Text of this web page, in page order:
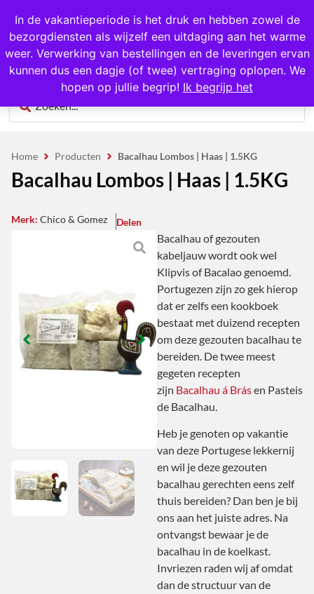
In de vakantieperiode is het druk en hebben zowel de
bezorgdiensten als wijzelf een uitdaging aan het warme
weer. Verwerking van bestellingen en de leveringen ervan
kunnen dus een dagje (of twee) vertraging oplopen. We
hopen op jullie begrip! Ik begrijp het
1000+ producten op voorraad
0
Home Producten Bacalhau Lombos | Haas | 1.5KG
Bacalhau Lombos | Haas | 1.5KG
Merk: Chico & Gomez Delen
Bacalhau of gezouten
kabeljauw wordt ook wel
Klipvis of Bacalao genoemd.
Portugezen zijn zo gek hierop
dat er zelfs een kookboek
bestaat met duizend recepten
om deze gezouten bacalhau te
bereiden. De twee meest
gegeten recepten
zijn Bacalhau á Brásen Pasteis
de Bacalhau.
Heb je genoten op vakantie
van deze Portugese lekkernij
en wil je deze gezouten
bacalhau gerechten eens zelf
thuis bereiden? Dan ben je bij
ons aan het juiste adres. Na
ontvangst bewaar je de
bacalhau in de koelkast.
Invriezen raden wij af omdat
dan de structuur van de